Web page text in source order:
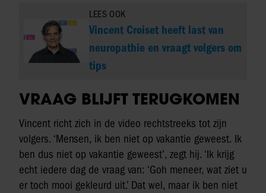
LEES OOK
Vincent Croiset heeft last van
neuropathie en vraagt volgers om
tips
VRAAG BLIJFT TERUGKOMEN
Vincent richt zich in de video rechtstreeks tot zijn
volgers. ‘Mensen, ik ben niet op vakantie geweest. Ik
ben dus niet op vakantie geweest’, zegt hij. ‘Ik krijg
echt iedere dag de vraag van: ‘Goh meneer, wat ziet u
er toch mooi gekleurd uit.’ Dat wel, maar ik ben niet